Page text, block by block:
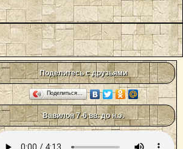
Поделитесь с друзьями
Поделиться…
Вавилон 7-6 вв. до н.э.